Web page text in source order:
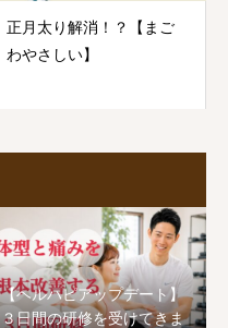
正月太り解消！？【まご
わやさしい】
【ヘルハピアップデート】
３日間の研修を受けてきま